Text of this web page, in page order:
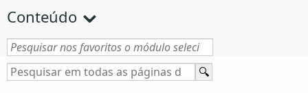
Conteúdo